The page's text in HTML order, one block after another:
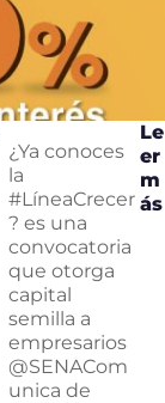
¿Ya conoces
la
#LíneaCrecer
? es una
convocatoria
que otorga
capital
semilla a
empresarios
@SENACom
unica de
Le
er
m
ás